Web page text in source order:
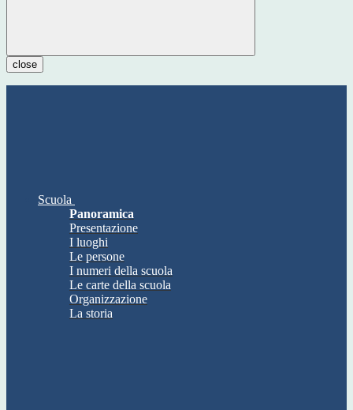
close
Scuola
Panoramica
Presentazione
I luoghi
Le persone
I numeri della scuola
Le carte della scuola
Organizzazione
La storia